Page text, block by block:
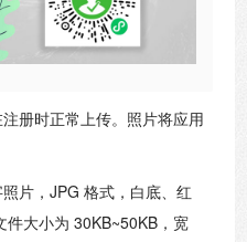
册时正常上传。照片将应用
片，JPG 格式，白底、红
件大小为 30KB~50KB，宽